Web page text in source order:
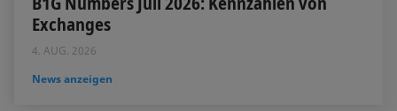
Exchanges
4. AUG. 2026
News anzeigen